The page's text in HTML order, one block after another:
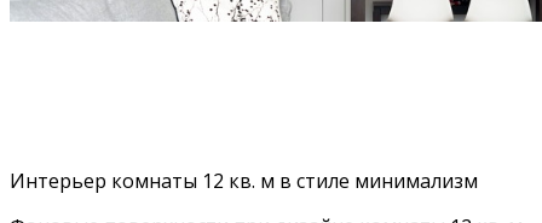
Интерьер комнаты 12 кв. м в стиле минимализм